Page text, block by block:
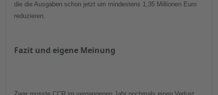
die die Ausgaben schon jetzt um mindestens 1,35 Millionen Euro
reduzieren.
Fazit und eigene Meinung